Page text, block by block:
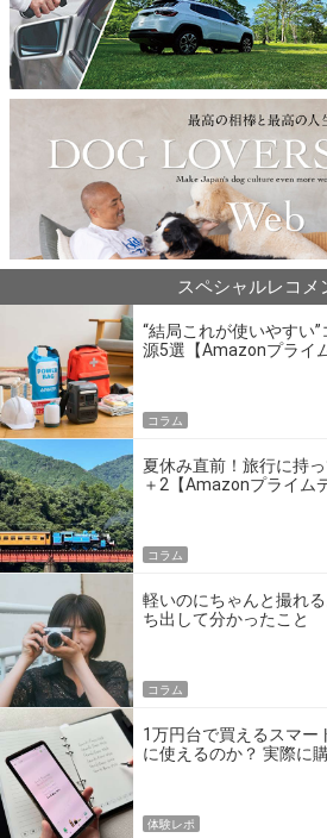
スペシャルレコメ
“結局これが使いやすい
源5選【Amazonプライ
コラム
夏休み直前！旅行に持
＋2【Amazonプライム
コラム
軽いのにちゃんと撮れ
ち出して分かったこと
コラム
1万円台で買えるスマー
に使えるのか？ 実際に
体験レポ